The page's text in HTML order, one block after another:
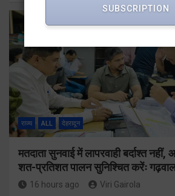
राज्य ALL देहरादून
मतदाता सुनवाई में लापरवाही बर्दाश्त नहीं,
शत-प्रतिशत पालन सुनिश्चित करेंः
16 hours ago Viri Gairola
SUBSCRIPTION